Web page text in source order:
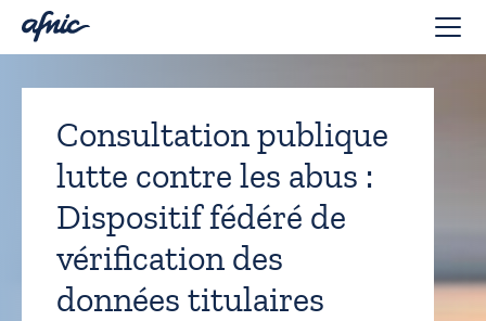
Consultation publique
lutte contre les abus :
Dispositif fédéré de
vérification des
données titulaires
Panneau de gestion des cookies